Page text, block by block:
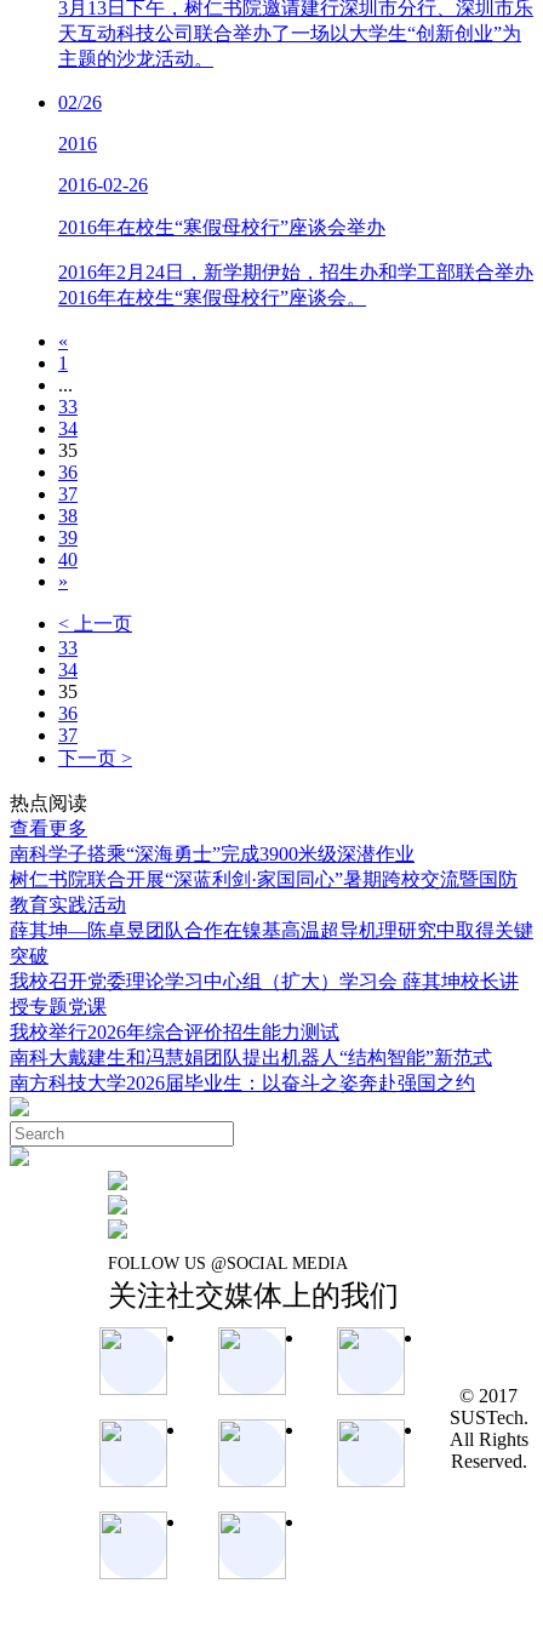
3月13日下午，树仁书院邀请建行深圳市分行、深圳市乐
天互动科技公司联合举办了一场以大学生“创新创业”为
主题的沙龙活动。
02/26
2016
2016-02-26
2016年在校生“寒假母校行”座谈会举办
2016年2月24日，新学期伊始，招生办和学工部联合举办
2016年在校生“寒假母校行”座谈会。
«
1
...
33
34
35
36
37
38
39
40
»
< 上一页
33
34
35
36
37
下一页 >
热点阅读
查看更多
南科学子搭乘“深海勇士”完成3900米级深潜作业
树仁书院联合开展“深蓝利剑·家国同心”暑期跨校交流暨国防
教育实践活动
薛其坤—陈卓昱团队合作在镍基高温超导机理研究中取得关键
突破
我校召开党委理论学习中心组（扩大）学习会 薛其坤校长讲
授专题党课
我校举行2026年综合评价招生能力测试
南科大戴建生和冯慧娟团队提出机器人“结构智能”新范式
南方科技大学2026届毕业生：以奋斗之姿奔赴强国之约
FOLLOW US @SOCIAL MEDIA
关注社交媒体上的我们
© 2017
SUSTech.
All Rights
Reserved.